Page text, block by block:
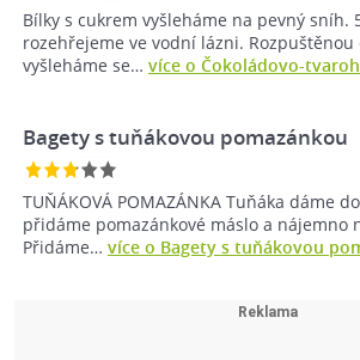
Bílky s cukrem vyšleháme na pevný sníh.
rozehřejeme ve vodní lázni. Rozpuštěnou
vyšleháme se… více o Čokoládovo-
Bagety s tuňákovou pomazánkou
TUŇÁKOVÁ POMAZÁNKA Tuňáka dáme
přidáme pomazánkové máslo a nájemno
Přidáme… více o Bagety s tuňákovou